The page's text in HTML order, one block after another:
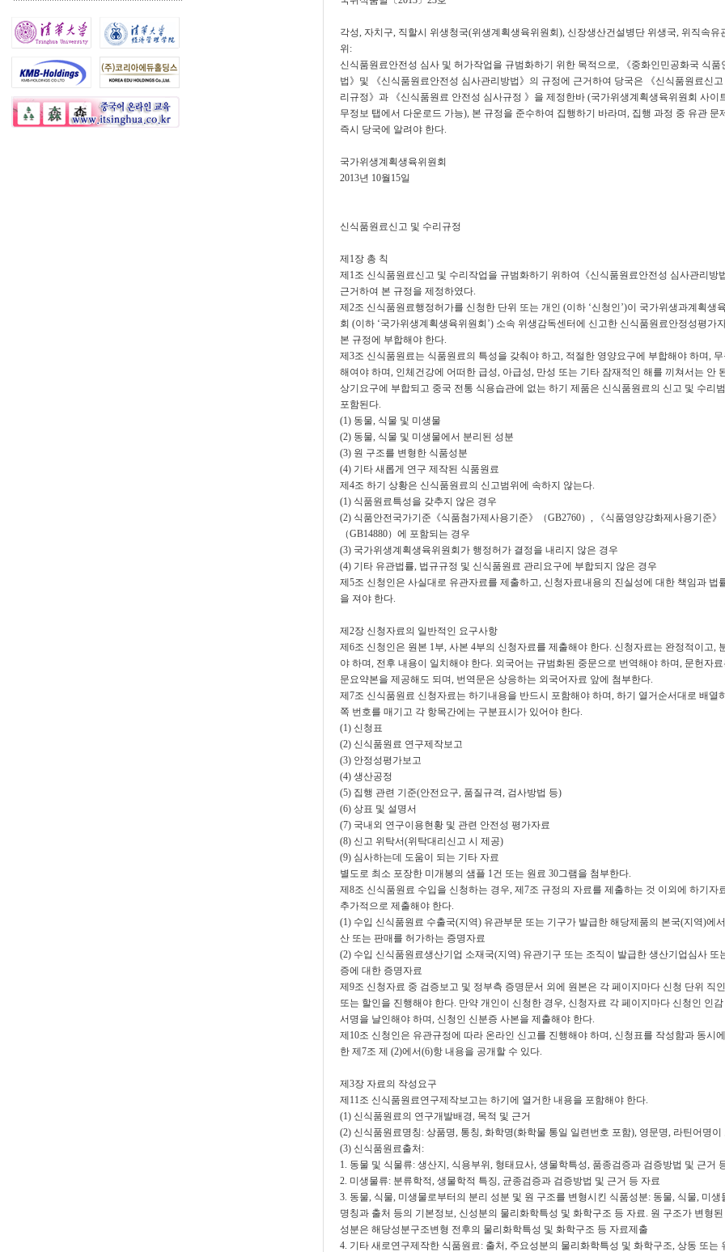
각성, 자치구, 직할시 위생청국(위생계획생육위원회), 신장생산건설병단 위생국, 위직속유
위:
신식품원료안전성 심사 및 허가작업을 규범화하기 위한 목적으로, 《중화인민공화국 식품
법》및 《신식품원료안전성 심사관리방법》의 규정에 근거하여 당국은 《신식품원료신고
리규정》과 《신식품원료 안전성 심사규정 》을 제정한바 (국가위생계획생육위원회 사이
무정보 탭에서 다운로드 가능), 본 규정을 준수하여 집행하기 바라며, 집행 과정 중 유관 문
즉시 당국에 알려야 한다.
국가위생계획생육위원회
2013년 10월15일
신식품원료신고 및 수리규정
제1장 총 칙
제1조 신식품원료신고 및 수리작업을 규범화하기 위하여《신식품원료안전성 심사관리방
근거하여 본 규정을 제정하였다.
제2조 신식품원료행정허가를 신청한 단위 또는 개인 (이하 ‘신청인’)이 국가위생과계획생
회 (이하 ‘국가위생계획생육위원회’) 소속 위생감독센터에 신고한 신식품원료안정성평가
본 규정에 부합해야 한다.
제3조 신식품원료는 식품원료의 특성을 갖춰야 하고, 적절한 영양요구에 부합해야 하며, 무
해여야 하며, 인체건강에 어떠한 급성, 아급성, 만성 또는 기타 잠재적인 해를 끼쳐서는 안
상기요구에 부합되고 중국 전통 식용습관에 없는 하기 제품은 신식품원료의 신고 및 수리범
포함된다.
(1) 동물, 식물 및 미생물
(2) 동물, 식물 및 미생물에서 분리된 성분
(3) 원 구조를 변형한 식품성분
(4) 기타 새롭게 연구 제작된 식품원료
제4조 하기 상황은 신식품원료의 신고범위에 속하지 않는다.
(1) 식품원료특성을 갖추지 않은 경우
(2) 식품안전국가기준《식품첨가제사용기준》（GB2760）, 《식품영양강화제사용기준》
（GB14880）에 포함되는 경우
(3) 국가위생계획생육위원회가 행정허가 결정을 내리지 않은 경우
(4) 기타 유관법률, 법규규정 및 신식품원료 관리요구에 부합되지 않은 경우
제5조 신청인은 사실대로 유관자료를 제출하고, 신청자료내용의 진실성에 대한 책임과 법
을 져야 한다.
제2장 신청자료의 일반적인 요구사항
제6조 신청인은 원본 1부, 사본 4부의 신청자료를 제출해야 한다. 신청자료는 완정적이고,
야 하며, 전후 내용이 일치해야 한다. 외국어는 규범화된 중문으로 번역해야 하며, 문헌자료
문요약본을 제공해도 되며, 번역문은 상응하는 외국어자료 앞에 첨부한다.
제7조 신식품원료 신청자료는 하기내용을 반드시 포함해야 하며, 하기 열거순서대로 배열
쪽 번호를 매기고 각 항목간에는 구분표시가 있어야 한다.
(1) 신청표
(2) 신식품원료 연구제작보고
(3) 안정성평가보고
(4) 생산공정
(5) 집행 관련 기준(안전요구, 품질규격, 검사방법 등)
(6) 상표 및 설명서
(7) 국내외 연구이용현황 및 관련 안전성 평가자료
(8) 신고 위탁서(위탁대리신고 시 제공)
(9) 심사하는데 도움이 되는 기타 자료
별도로 최소 포장한 미개봉의 샘플 1건 또는 원료 30그램을 첨부한다.
제8조 신식품원료 수입을 신청하는 경우, 제7조 규정의 자료를 제출하는 것 이외에 하기자
추가적으로 제출해야 한다.
(1) 수입 신식품원료 수출국(지역) 유관부문 또는 기구가 발급한 해당제품의 본국(지역)에
산 또는 판매를 허가하는 증명자료
(2) 수입 신식품원료생산기업 소재국(지역) 유관기구 또는 조직이 발급한 생산기업심사 또
증에 대한 증명자료
제9조 신청자료 중 검증보고 및 정부측 증명문서 외에 원본은 각 페이지마다 신청 단위 직
또는 할인을 진행해야 한다. 만약 개인이 신청한 경우, 신청자료 각 페이지마다 신청인 인감
서명을 날인해야 하며, 신청인 신분증 사본을 제출해야 한다.
제10조 신청인은 유관규정에 따라 온라인 신고를 진행해야 하며, 신청표를 작성함과 동시
한 제7조 제 (2)에서(6)항 내용을 공개할 수 있다.
제3장 자료의 작성요구
제11조 신식품원료연구제작보고는 하기에 열거한 내용을 포함해야 한다.
(1) 신식품원료의 연구개발배경, 목적 및 근거
(2) 신식품원료명칭: 상품명, 통칭, 화학명(화학물 통일 일련번호 포함), 영문명, 라틴어명이
(3) 신식품원료출처:
1. 동물 및 식물류: 생산지, 식용부위, 형태묘사, 생물학특성, 품종검증과 검증방법 및 근거
2. 미생물류: 분류학적, 생물학적 특징, 균종검증과 검증방법 및 근거 등 자료
3. 동물, 식물, 미생물로부터의 분리 성분 및 원 구조를 변형시킨 식품성분: 동물, 식물, 미생
명칭과 출처 등의 기본정보, 신성분의 물리화학특성 및 화학구조 등 자료. 원 구조가 변형된
성분은 해당성분구조변형 전후의 물리화학특성 및 화학구조 등 자료제출
4. 기타 새로연구제작한 식품원료: 출처, 주요성분의 물리화학특성 및 화학구조, 상동 또는